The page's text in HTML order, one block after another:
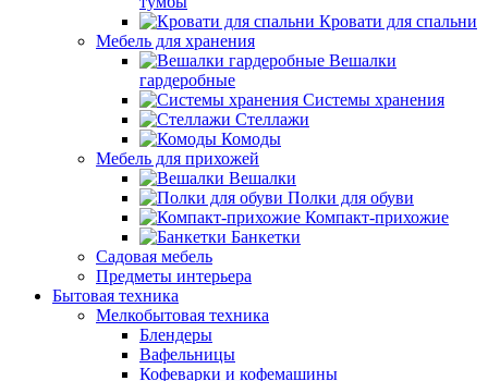
Кровати для спальни
Мебель для хранения
Вешалки
гардеробные
Системы хранения
Стеллажи
Комоды
Мебель для прихожей
Вешалки
Полки для обуви
Компакт-прихожие
Банкетки
Садовая мебель
Предметы интерьера
Бытовая техника
Мелкобытовая техника
Блендеры
Вафельницы
Кофеварки и кофемашины